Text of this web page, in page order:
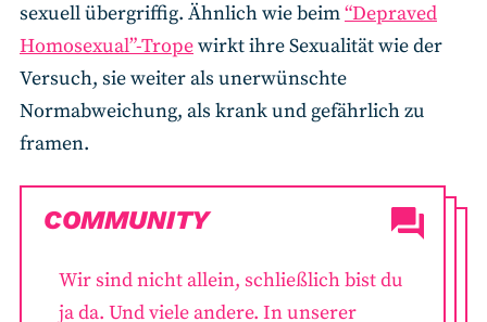
sexuell übergriffig. Ähnlich wie beim“Depraved
Homosexual”-Tropewirkt ihre Sexualität wie der
Versuch, sie weiter als unerwünschte
Normabweichung, als krank und gefährlich zu
framen.
COMMUNITY
Wir sind nicht allein, schließlich bist du
ja da. Und viele andere. In unserer